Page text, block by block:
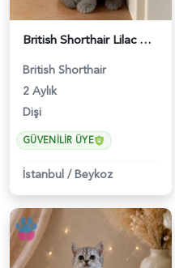
British Shorthair Lilac Dişi Tatlı Kızımız - 5236
British Shorthair
2 Aylık
Dişi
GÜVENILIR ÜYE
İstanbul /Beykoz